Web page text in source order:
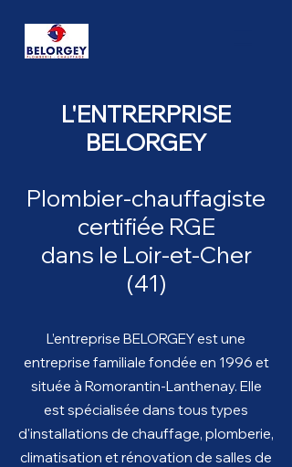
L'ENTRERPRISE
BELORGEY
Plombier-chauffagiste
certifiée RGE
dans le Loir-et-Cher
(41)
L’entreprise BELORGEYest une
entreprise familiale fondée en 1996 et
située à Romorantin-Lanthenay. Elle
estspécialisée dans tous types
d'installations de chauffage, plomberie,
climatisation et rénovation de salles de